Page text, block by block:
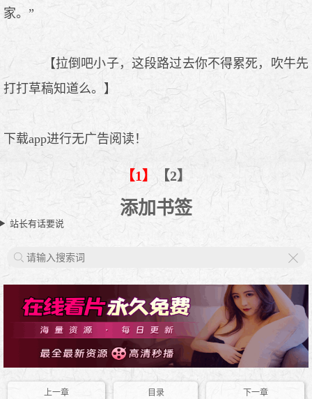
家。”
【拉倒吧小子，这段路过去你不得累死，吹牛先
打打草稿知道么。】
下载app进行无广告阅读！
【1】 【2】
添加书签
站长有话要说
上一章 目录 下一章